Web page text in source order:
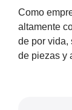
Como
altamente
de por vida,
de piezas y